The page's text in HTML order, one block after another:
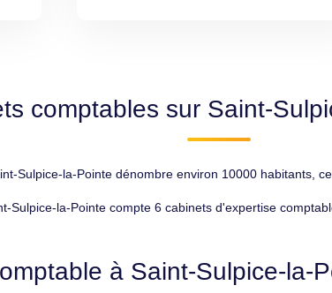
comptables sur Saint-
Sulpice-la-Pointe dénombre environ 10000 habitants,
Sulpice-la-Pointe compte 6 cabinets d'expertise
à Saint-Sulpice-la-